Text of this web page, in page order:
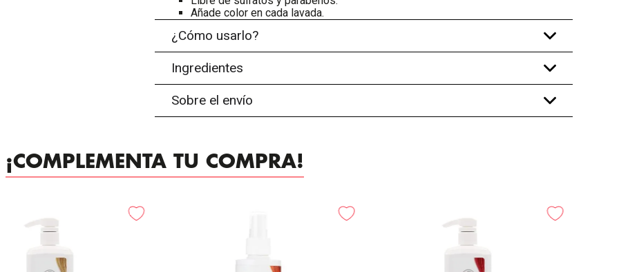
Añade color en cada lavada.
¿Cómo usarlo? +
Ingredientes +
Sobre el envío +
¡COMPLEMENTA TU COMPRA!